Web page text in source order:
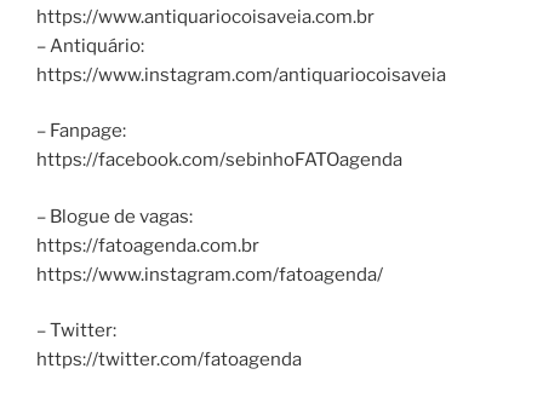
https://www.antiquariocoisaveia.com.br
– Antiquário:
https://www.instagram.com/antiquariocoisaveia
– Fanpage:
https://facebook.com/sebinhoFATOagenda
– Blogue de vagas:
https://fatoagenda.com.br
https://www.instagram.com/fatoagenda/
– Twitter:
https://twitter.com/fatoagenda